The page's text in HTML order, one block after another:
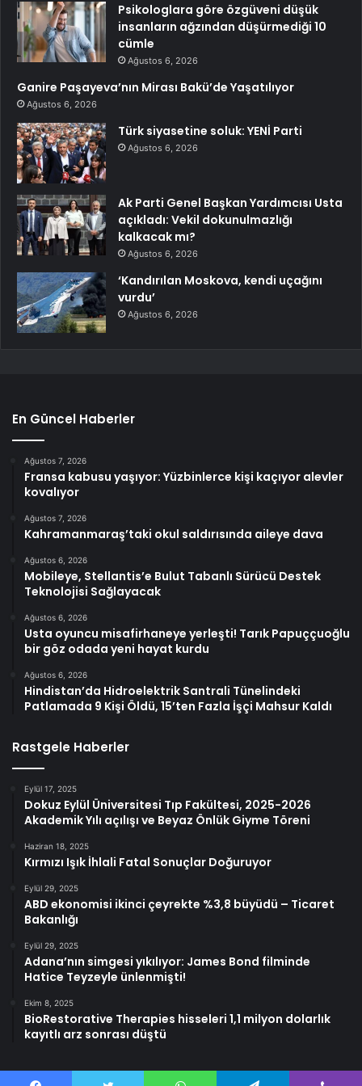
Psikologlara göre özgüveni düşük
insanların ağzından düşürmediği 10
cümle
Ağustos 6, 2026
Ganire Paşayeva’nın Mirası Bakü’de Yaşatılıyor
Ağustos 6, 2026
Türk siyasetine soluk: YENİ Parti
Ağustos 6, 2026
Ak Parti Genel Başkan Yardımcısı Usta
açıkladı: Vekil dokunulmazlığı
kalkacak mı?
Ağustos 6, 2026
‘Kandırılan Moskova, kendi uçağını
vurdu’
Ağustos 6, 2026
En Güncel Haberler
Ağustos 7, 2026
Fransa kabusu yaşıyor: Yüzbinlerce kişi kaçıyor alevler
kovalıyor
Ağustos 7, 2026
Kahramanmaraş’taki okul saldırısında aileye dava
Ağustos 6, 2026
Mobileye, Stellantis’e Bulut Tabanlı Sürücü Destek
Teknolojisi Sağlayacak
Ağustos 6, 2026
Usta oyuncu misafirhaneye yerleşti! Tarık Papuççuoğlu
bir göz odada yeni hayat kurdu
Ağustos 6, 2026
Hindistan’da Hidroelektrik Santrali Tünelindeki
Patlamada 9 Kişi Öldü, 15’ten Fazla İşçi Mahsur Kaldı
Rastgele Haberler
Eylül 17, 2025
Dokuz Eylül Üniversitesi Tıp Fakültesi, 2025-2026
Akademik Yılı açılışı ve Beyaz Önlük Giyme Töreni
Haziran 18, 2025
Kırmızı Işık İhlali Fatal Sonuçlar Doğuruyor
Eylül 29, 2025
ABD ekonomisi ikinci çeyrekte %3,8 büyüdü – Ticaret
Bakanlığı
Eylül 29, 2025
Adana’nın simgesi yıkılıyor: James Bond filminde
Hatice Teyzeyle ünlenmişti!
Ekim 8, 2025
BioRestorative Therapies hisseleri 1,1 milyon dolarlık
kayıtlı arz sonrası düştü